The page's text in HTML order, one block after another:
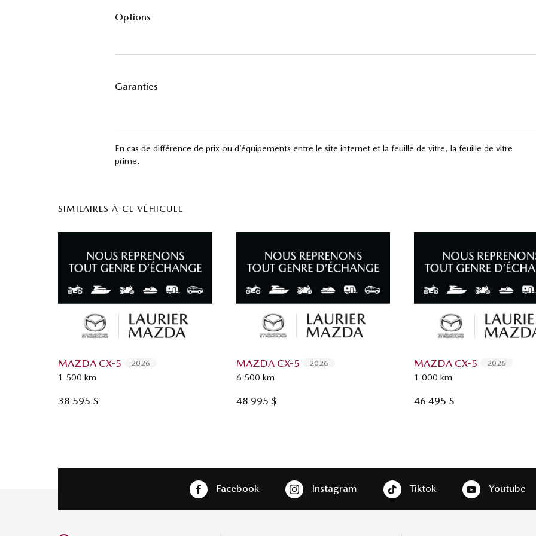
Options
Garanties
En cas de différence de prix ou d’équipements entre le site internet et la feuille de vitre, la feuille de vitre
prime.
SIMILAIRES À CE VÉHICULE
MAZDA CX-5 2026
1 500 km
38 595 $
MAZDA CX-5 2026
6 500 km
48 995 $
MAZDA CX-5 2026
1 000 km
46 495 $
Facebook Instagram Tiktok Youtube